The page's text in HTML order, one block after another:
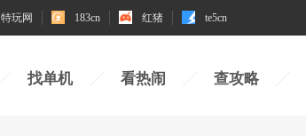
特玩网 183cn 红猪 te5cn
找单机 看热闹 查攻略